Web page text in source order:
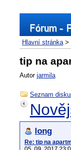
Hlavní stránka>
tip na
Autor jarmila
Seznam
long
Re: tip na